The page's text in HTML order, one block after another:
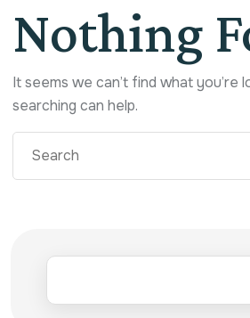
Nothing
It seems we can’t find what you’re
searching can help.